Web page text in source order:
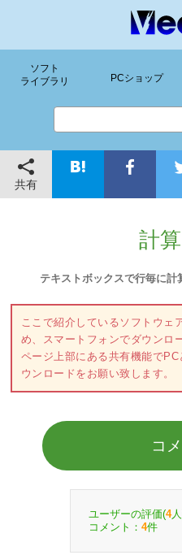
ソフト
ライブラリ
PCショップ
共有
計
テキストボックスで行毎に
ここで紹介しているソフトウェ
め、スマートフォンでダウンロ
ページ上部にある共有機能で
ウンロードをお願い致します。
コ
ユーザーの評価(4人
コメント： 4件